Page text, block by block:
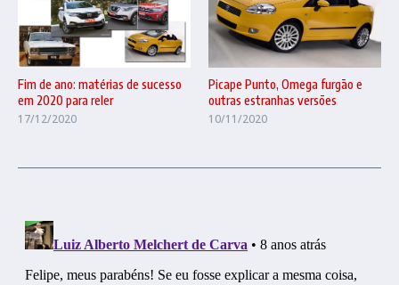
Fim de ano: matérias de sucesso
em 2020 para reler
17/12/2020
Picape Punto, Omega furgão e
outras estranhas versões
10/11/2020